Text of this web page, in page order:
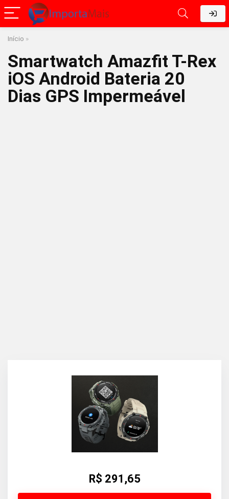
Início »
Smartwatch Amazfit T-Rex
iOS Android Bateria 20
Dias GPS Impermeável
R$ 291,65